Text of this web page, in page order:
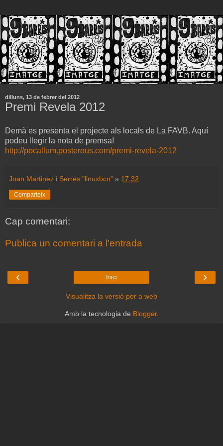
dilluns, 13 de febrer del 2012
Premi Revela 2012
Demà es presenta el projecte als locals de La FAVB. Aquí
podeu llegir la nota de premsa!
http://pocallum.posterous.com/premi-revela-2012
Joan Martinez i Serres "linuxbcn" a 17:32
Comparteix
Cap comentari:
Publica un comentari a l'entrada
‹ ›
Inici
Visualitza la versió per a web
Amb la tecnologia de Blogger.